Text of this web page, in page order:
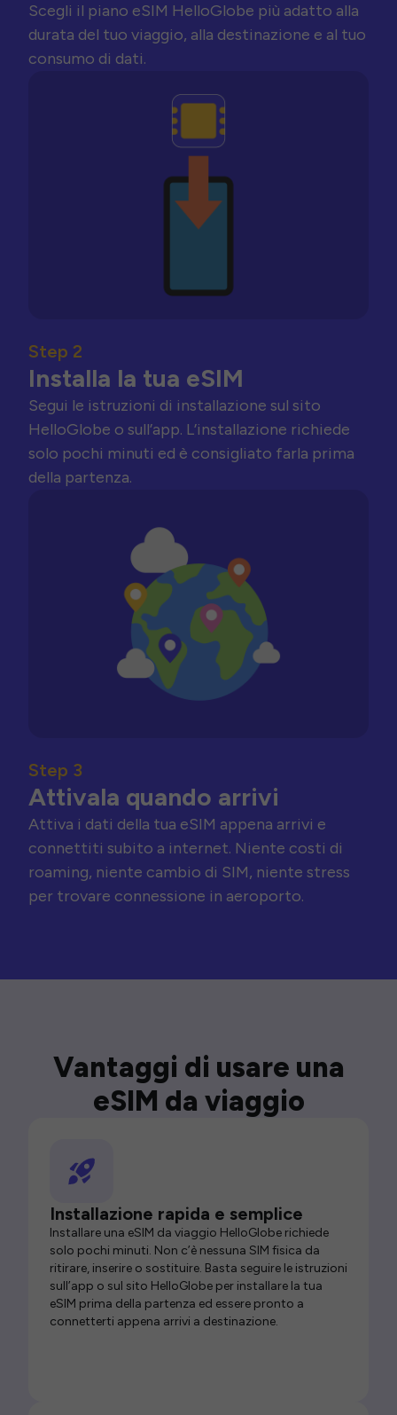
Scegli il piano eSIM HelloGlobe più adatto alla
durata del tuo viaggio, alla destinazione e al tuo
consumo di dati.
Step 2
Installa la tua eSIM
Segui le istruzioni di installazione sul sito
HelloGlobe o sull’app. L’installazione richiede
solo pochi minuti ed è consigliato farla prima
della partenza.
Step 3
Attivala quando arrivi
Attiva i dati della tua eSIM appena arrivi e
connettiti subito a internet. Niente costi di
roaming, niente cambio di SIM, niente stress
per trovare connessione in aeroporto.
Vantaggi di usare una
eSIM da viaggio
Installazione rapida e semplice
Installare una eSIM da viaggio HelloGlobe richiede
solo pochi minuti. Non c’è nessuna SIM fisica da
ritirare, inserire o sostituire. Basta seguire le istruzioni
sull’app o sul sito HelloGlobe per installare la tua
eSIM prima della partenza ed essere pronto a
connetterti appena arrivi a destinazione.